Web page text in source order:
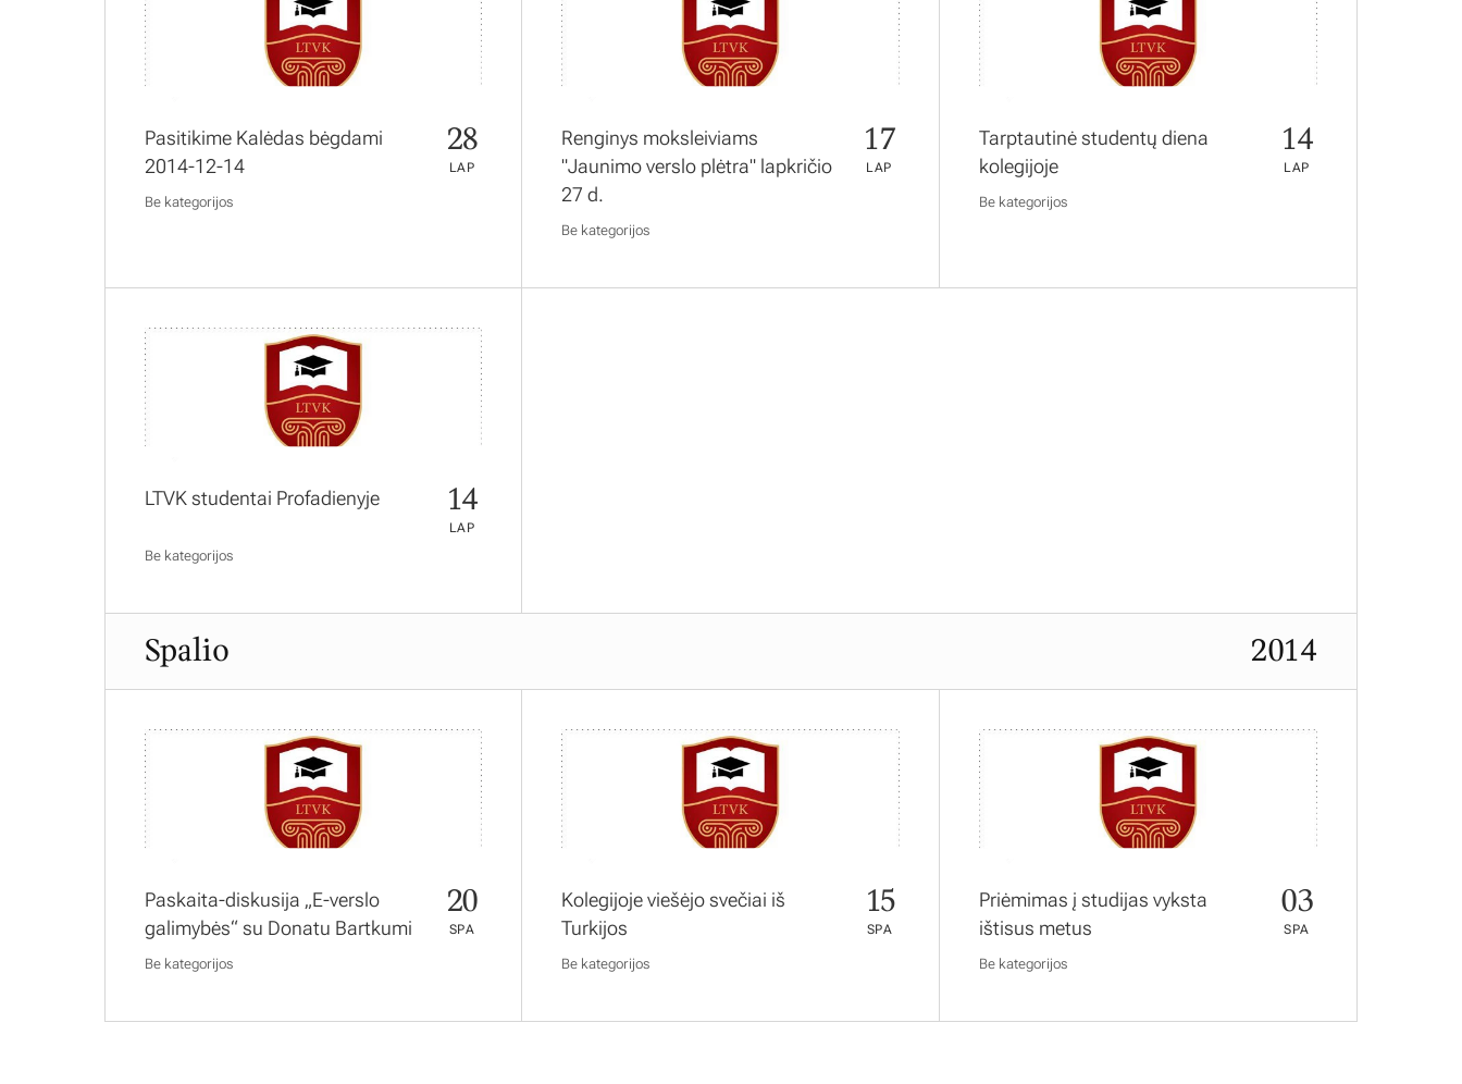
Pasitikime Kalėdas bėgdami
2014-12-14
28
LAP
Be kategorijos
Renginys moksleiviams
"Jaunimo verslo plėtra" lapkričio
27 d.
17
LAP
Be kategorijos
Tarptautinė studentų diena
kolegijoje
14
LAP
Be kategorijos
LTVK studentai Profadienyje 14
LAP
Be kategorijos
Spalio 2014
Paskaita-diskusija „E-verslo
galimybės“ su Donatu Bartkumi
20
SPA
Be kategorijos
Kolegijoje viešėjo svečiai iš
Turkijos
15
SPA
Be kategorijos
Priėmimas į studijas vyksta
ištisus metus
03
SPA
Be kategorijos